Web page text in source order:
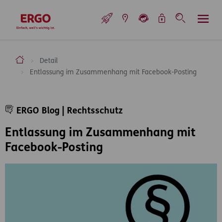
zur Startseite
ERGO Versicherung Aktiengesellschaft
Detail
Entlassung im Zusammenhang mit Facebook-Posting
Entlassung im Zusammenhang mit
Facebook-Posting
ERGO Blog | Rechtsschutz